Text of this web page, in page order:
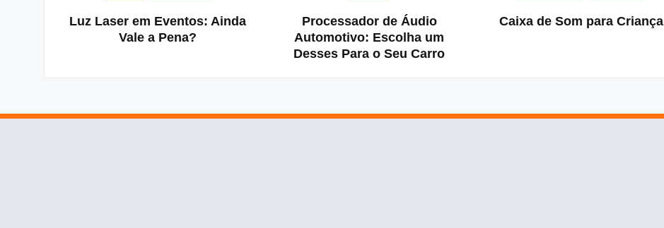
Luz Laser em Eventos: Ainda
Vale a Pena?
Processador de Áudio
Automotivo: Escolha um
Desses Para o Seu Carro
Caixa de Som para Criança